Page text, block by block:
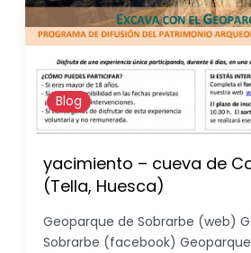
Blog
yacimiento – cueva de
(Tella, Huesca)
Geoparque de Sobrarbe (web)
Sobrarbe (facebook)